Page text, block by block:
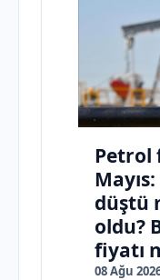
Petrol
düştü
oldu?
fiyatı
08 Ağu